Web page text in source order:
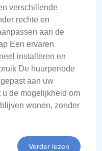
verschillende
rechte en
aan de
Een ervaren
installeren en
De huurperiode
aan uw
u de mogelijkheid om
wonen, zonder
Verder lezen